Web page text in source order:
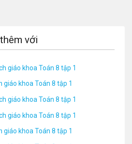
với
giáo khoa Toán 8 tập 1
giáo khoa Toán 8 tập 1
giáo khoa Toán 8 tập 1
giáo khoa Toán 8 tập 1
giáo khoa Toán 8 tập 1